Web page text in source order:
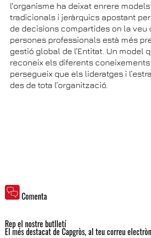
l'organisme ha deixat enrere
tradicionals i jeràrquics apostant
de decisions compartides on la veu
persones professionals està més
gestió global de l’Entitat. Un model
reconeix els diferents coneixements
persegueix que els lideratges i
des de tota l’organització.
Comenta
Rep el nostre butlletí
El més destacat de Capgròs, al teu correu